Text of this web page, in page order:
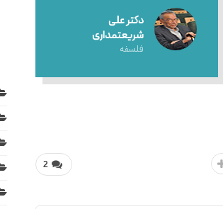
دکتر علی
شریعتمداری
فلسفه
2